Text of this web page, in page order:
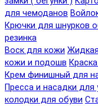
для чемоданов
Крючки для шнурков
резинка
Воск для кожи
кожи и подошв
Крем финишный для
Пресса и насадки для
колодки для обуви